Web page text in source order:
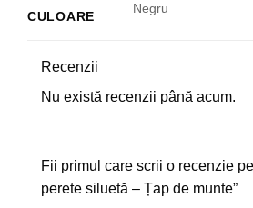
CULOARE
Negru
Recenzii
Nu există recenzii până acum.
Fii primul care scrii o recenzie
perete siluetă – Țap de munte”